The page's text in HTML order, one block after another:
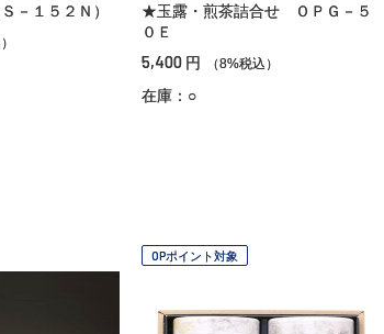
－１５２Ｎ）
★玉露・煎茶詰合せ ＯＰＧ－５
０Ｅ
5,400 円 （8%税込）
在庫：○
OPポイント対象